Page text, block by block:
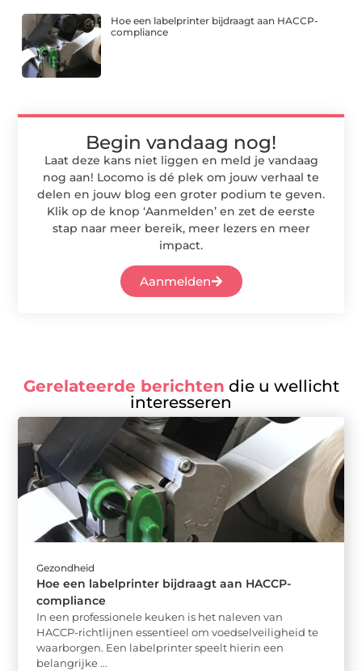
Hoe een labelprinter bijdraagt aan HACCP-
compliance
Begin vandaag nog!
Laat deze kans niet liggen en meld je vandaag
nog aan! Locomo is dé plek om jouw verhaal te
delen en jouw blog een groter podium te geven.
Klik op de knop ‘Aanmelden’ en zet de eerste
stap naar meer bereik, meer lezers en meer
impact.
Aanmelden
Gerelateerde berichten die u wellicht
interesseren
Gezondheid
Hoe een labelprinter bijdraagt aan HACCP-
compliance
In een professionele keuken is het naleven van
HACCP-richtlijnen essentieel om voedselveiligheid te
waarborgen. Een labelprinter speelt hierin een
belangrijke ...